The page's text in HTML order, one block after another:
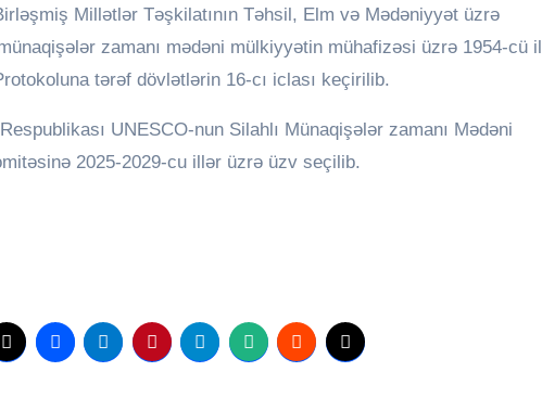
Millətlər Təşkilatının Təhsil, Elm və Mədəniyyət üzrə
zamanı mədəni mülkiyyətin mühafizəsi üzrə 1954-cü il
tərəf dövlətlərin 16-cı iclası keçirilib.
UNESCO-nun Silahlı Münaqişələr zamanı Mədəni
2025-2029-cu illər üzrə üzv seçilib.